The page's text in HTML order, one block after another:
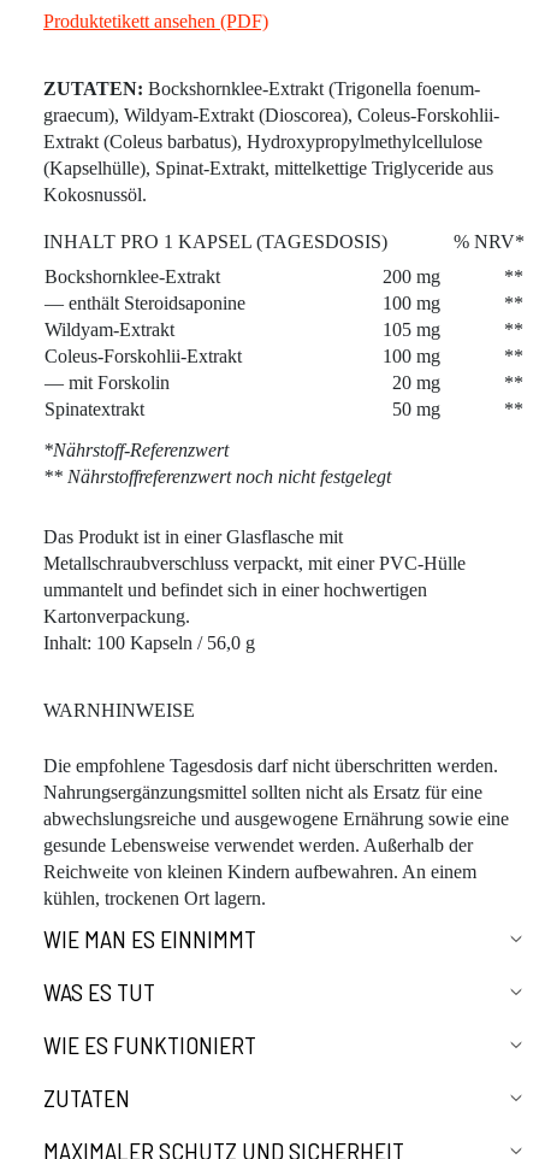
Produktetikett ansehen (PDF)
ZUTATEN: Bockshornklee-Extrakt (Trigonella foenum-
graecum), Wildyam-Extrakt (Dioscorea), Coleus-Forskohlii-
Extrakt (Coleus barbatus), Hydroxypropylmethylcellulose
(Kapselhülle), Spinat-Extrakt, mittelkettige Triglyceride aus
Kokosnussöl.
INHALT PRO 1 KAPSEL (TAGESDOSIS)
% NRV*
Bockshornklee-Extrakt
200 mg
**
— enthält Steroidsaponine
100 mg
**
Wildyam-Extrakt
105 mg
**
Coleus-Forskohlii-Extrakt
100 mg
**
— mit Forskolin
20 mg
**
Spinatextrakt
50 mg
**
*Nährstoff-Referenzwert
** Nährstoffreferenzwert noch nicht festgelegt
Das Produkt ist in einer Glasflasche mit
Metallschraubverschluss verpackt, mit einer PVC-Hülle
ummantelt und befindet sich in einer hochwertigen
Kartonverpackung.
Inhalt: 100 Kapseln / 56,0 g
WARNHINWEISE
Die empfohlene Tagesdosis darf nicht überschritten werden.
Nahrungsergänzungsmittel sollten nicht als Ersatz für eine
abwechslungsreiche und ausgewogene Ernährung sowie eine
gesunde Lebensweise verwendet werden. Außerhalb der
Reichweite von kleinen Kindern aufbewahren. An einem
kühlen, trockenen Ort lagern.
WIE MAN ES EINNIMMT
WAS ES TUT
WIE ES FUNKTIONIERT
ZUTATEN
MAXIMALER SCHUTZ UND SICHERHEIT